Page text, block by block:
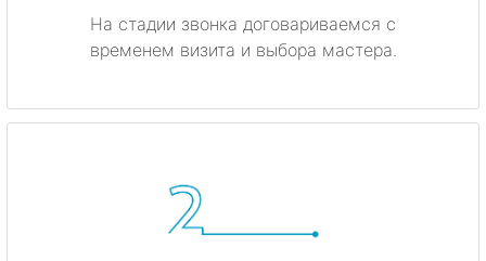
На стадии звонка договариваемся с
временем визита и выбора мастера.